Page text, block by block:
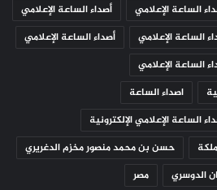
الساعة الإعلامي
أصداء الساعة الإعلامي
الساعة الإعلامي
أصداء الساعة الإعلامي
الساعة الإعلامي
اصداء الساعة
الساعة الإعلامي الإلكترونية
حسن بن محمد منصور مخزم الدغريري
الدوسري مصر